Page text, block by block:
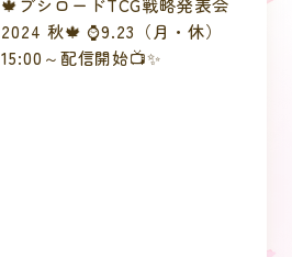
2024 秋🍁 ⌚9.23（月・休）
15:00～配信開始📺✨